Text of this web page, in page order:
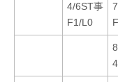
4/6ST事
F1/L0